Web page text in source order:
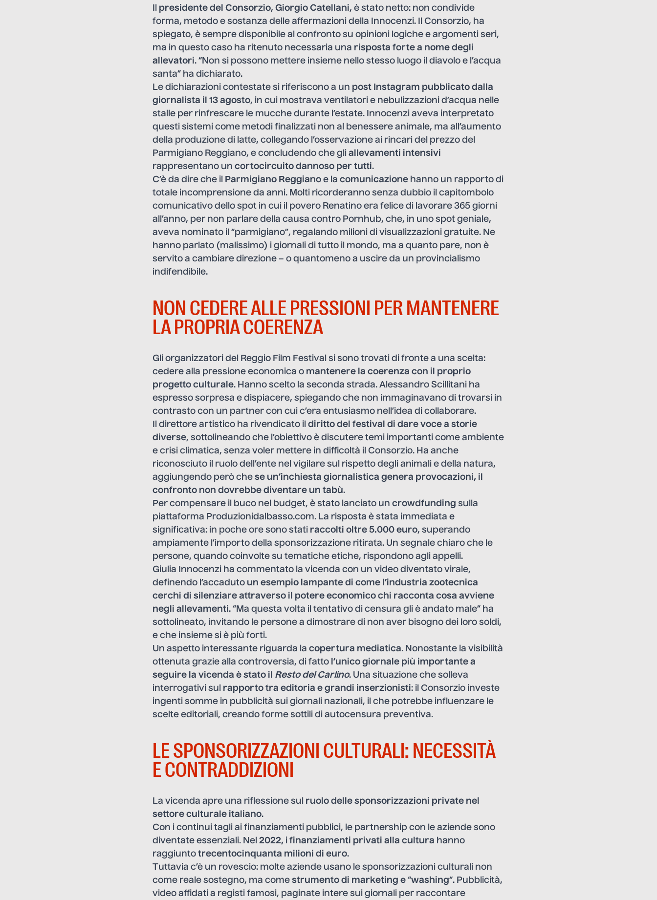
presidente del Consorzio, Giorgio Catellani, è stato netto: non condivide
forma, metodo e sostanza delle affermazioni della Innocenzi. Il Consorzio, ha
spiegato, è sempre disponibile al confronto su opinioni logiche e argomenti seri,
ma in questo caso ha ritenuto necessaria una risposta forte a nome degli
allevatori. “Non si possono mettere insieme nello stesso luogo il diavolo e l’acqua
santa” ha dichiarato.
Le dichiarazioni contestate si riferiscono a un post Instagram pubblicato dalla
giornalista il 13 agosto, in cui mostrava ventilatori e nebulizzazioni d’acqua nelle
stalle per rinfrescare le mucche durante l’estate. Innocenzi aveva interpretato
questi sistemi come metodi finalizzati non al benessere animale, ma all’aumento
della produzione di latte, collegando l’osservazione ai rincari del prezzo del
Parmigiano Reggiano, e concludendo che gli allevamenti intensivi
rappresentano un cortocircuito dannoso per tutti.
C’è da dire che il
Parmigiano Reggiano e la comunicazione hanno un rapporto di
totale incomprensione da anni. Molti ricorderanno senza dubbio il capitombolo
comunicativo dello spot in cui il povero Renatino era felice di lavorare 365 giorni
all’anno, per non parlare della causa contro Pornhub, che, in uno spot geniale,
aveva nominato il “parmigiano”, regalando milioni di visualizzazioni gratuite. Ne
hanno parlato (malissimo) i giornali di tutto il mondo, ma a quanto pare, non è
servito a cambiare direzione – o quantomeno a uscire da un provincialismo
indifendibile.
NON CEDERE ALLE PRESSIONI PER MANTENERE
LA PROPRIA COERENZA
Gli organizzatori del Reggio Film Festival si sono trovati di fronte a una scelta:
cedere alla pressione economica o mantenere la coerenza con il proprio
progetto culturale. Hanno scelto la seconda strada. Alessandro Scillitani ha
espresso sorpresa e dispiacere, spiegando che non immaginavano di trovarsi in
contrasto con un partner con cui c’era entusiasmo nell’idea di collaborare.
Il direttore artistico ha rivendicato il diritto del festival di dare voce a storie
diverse, sottolineando che l’obiettivo è discutere temi importanti come ambiente
e crisi climatica, senza voler mettere in difficoltà il Consorzio. Ha anche
riconosciuto il ruolo dell’ente nel vigilare sul rispetto degli animali e della natura,
aggiungendo però che se un’inchiesta giornalistica genera provocazioni, il
confronto non dovrebbe diventare un tabù.
Per compensare il buco nel budget, è stato lanciato un crowdfunding sulla
piattaforma Produzionidalbasso.com. La risposta è stata immediata e
significativa: in poche ore sono stati raccolti oltre 5.000 euro, superando
ampiamente l’importo della sponsorizzazione ritirata. Un segnale chiaro che le
persone, quando coinvolte su tematiche etiche, rispondono agli appelli.
Giulia Innocenzi ha commentato la vicenda con un video diventato virale,
definendo l’accaduto un esempio lampante di come l’industria zootecnica
cerchi di silenziare attraverso il potere economico chi racconta cosa avviene
negli allevamenti. “Ma questa volta il tentativo di censura gli è andato male” ha
sottolineato, invitando le persone a dimostrare di non aver bisogno dei loro soldi,
e che insieme si è più forti.
Un aspetto interessante riguarda la copertura mediatica. Nonostante la visibilità
ottenuta grazie alla controversia, di fatto l’unico giornale più importante a
seguire la vicenda è stato il Resto del Carlino. Una situazione che solleva
interrogativi sul rapporto tra editoria e grandi inserzionisti: il Consorzio investe
ingenti somme in pubblicità sui giornali nazionali, il che potrebbe influenzare le
scelte editoriali, creando forme sottili di autocensura preventiva.
LE SPONSORIZZAZIONI CULTURALI: NECESSITÀ
E CONTRADDIZIONI
La vicenda apre una riflessione sul ruolo delle sponsorizzazioni private nel
settore culturale italiano.
Con i continui tagli ai finanziamenti pubblici, le partnership con le aziende sono
diventate essenziali. Nel 2022, i finanziamenti privati alla cultura hanno
raggiunto trecentocinquanta milioni di euro.
Tuttavia c’è un rovescio: molte aziende usano le sponsorizzazioni culturali non
come reale sostegno, ma come strumento di marketing e “washing“. Pubblicità,
video affidati a registi famosi, paginate intere sui giornali per raccontare